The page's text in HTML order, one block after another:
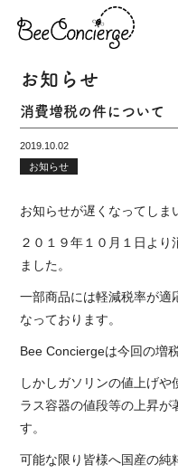
お知らせ
消費増税の件について
2019.10.02
お知らせ
お知らせが遅くなってしま
２０１９年１０月１日よ
ました。
一部商品には軽減税率が適
なっております。
Bee Conciergeは今回の増
しかしガソリンの値上げ
ラス容器の値段等の上昇が
す。
可能な限り皆様へ国産の純